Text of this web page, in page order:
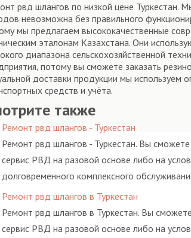
рвд шлангов по низкой цене Туркестан.
невозможна без правильного
мы предлагаем высококачественные
эталонам Казахстана. Они
диапазона сельскохозяйственной
потому вы сможете заказать
доставки продукции мы используем
средств и учёта.
также
Ремонт рвд шлангов - Туркестан
Ремонт рвд шлангов - Туркестан. Вы сможете
сервис РВД на разовой основе либо на
долговременного комплексного
гидросистем Вашего предприятия.
Ремонт рвд шлангов в Туркестан
Ремонт рвд шлангов в Туркестан. Вы
сервис РВД на разовой основе либо на